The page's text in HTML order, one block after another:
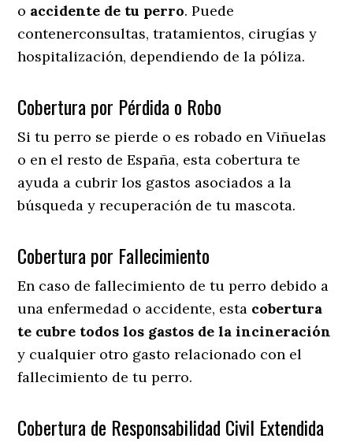
o accidente de tu perro. Puede
contenerconsultas, tratamientos, cirugías y
hospitalización, dependiendo de la póliza.
Cobertura por Pérdida o Robo
Si tu perro se pierde o es robado en Viñuelas
o en el resto de España, esta cobertura te
ayuda a cubrir los gastos asociados a la
búsqueda y recuperación de tu mascota.
Cobertura por Fallecimiento
En caso de fallecimiento de tu perro debido a
una enfermedad o accidente, esta cobertura
te cubre todos los gastos de la incineración
y cualquier otro gasto relacionado con el
fallecimiento de tu perro.
Cobertura de Responsabilidad Civil Extendida